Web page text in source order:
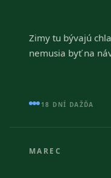
Zimy tu bývajú
nemusia byť na
18 DNÍ DAŽĎA
MAREC